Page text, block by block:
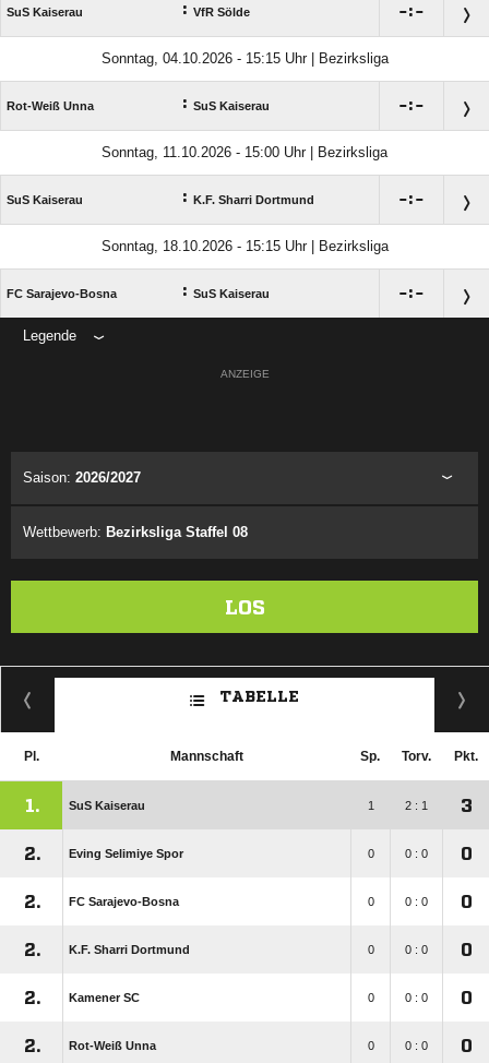
SuS Kaiserau : VfR Sölde :
Sonntag, 04.10.2026 - 15:15 Uhr | Bezirksliga
Rot-Weiß Unna : SuS Kaiserau :
Sonntag, 11.10.2026 - 15:00 Uhr | Bezirksliga
SuS Kaiserau : K.F. Sharri Dortmund :
Sonntag, 18.10.2026 - 15:15 Uhr | Bezirksliga
FC Sarajevo-Bosna : SuS Kaiserau :
Legende
ANZEIGE
Saison: 2026/2027
Wettbewerb: Bezirksliga Staffel 08
LOS
TABELLE
Pl. Mannschaft Sp. Torv. Pkt.
1. SuS Kaiserau 1 2 : 1 3
2. Eving Selimiye Spor 0 0 : 0 0
2. FC Sarajevo-Bosna 0 0 : 0 0
2. K.F. Sharri Dortmund 0 0 : 0 0
2. Kamener SC 0 0 : 0 0
2. Rot-Weiß Unna 0 0 : 0 0